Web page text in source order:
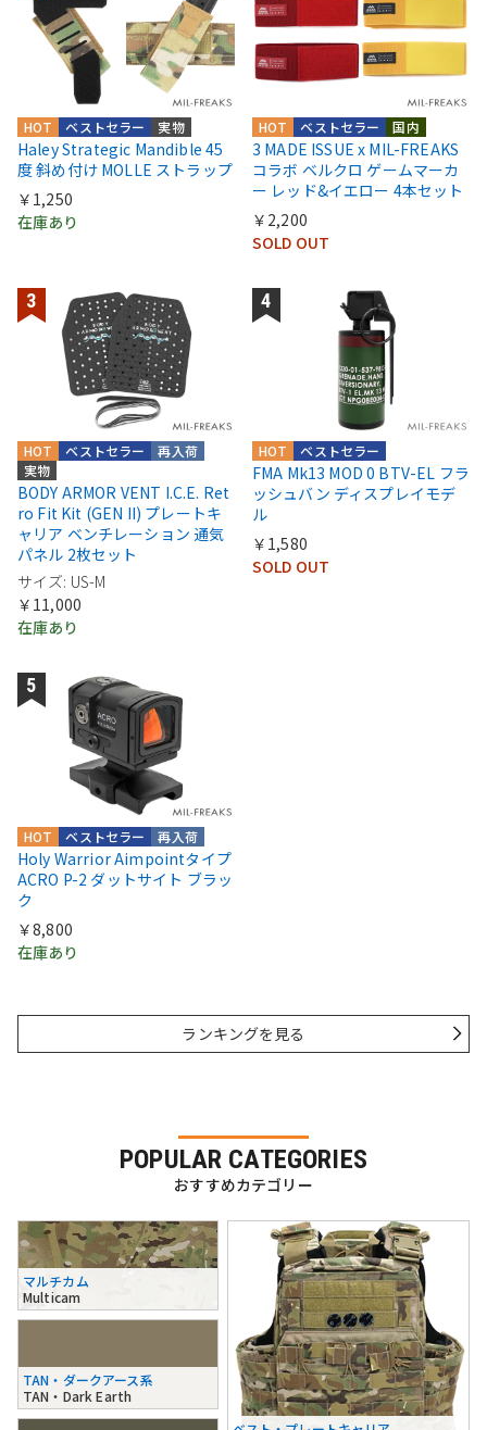
実物
ベストセラー
HOT
Haley Strategic Mandible 45
度 斜め付け MOLLE ストラップ
￥1,250
在庫あり
国内
ベストセラー
HOT
3 MADE ISSUE x MIL-FREAKS
コラボ ベルクロ ゲームマーカ
ー レッド&イエロー 4本セット
￥2,200
SOLD OUT
実物
再入荷
ベストセラー
HOT
BODY ARMOR VENT I.C.E. Ret
ro Fit Kit (GEN II) プレートキ
ャリア ベンチレーション 通気
パネル 2枚セット
サイズ: US-M
￥11,000
在庫あり
ベストセラー
HOT
FMA Mk13 MOD 0 BTV-EL フラ
ッシュバン ディスプレイモデ
ル
￥1,580
SOLD OUT
再入荷
ベストセラー
HOT
Holy Warrior Aimpointタイプ
ACRO P-2 ダットサイト ブラッ
ク
￥8,800
在庫あり
ランキングを見る
POPULAR CATEGORIES
おすすめカテゴリー
マルチカム
Multicam
TAN・ダークアース系
TAN・Dark Earth